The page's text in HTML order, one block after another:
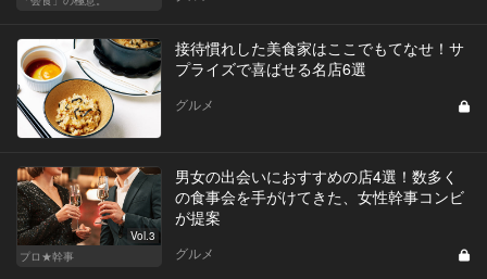
接待慣れした美食家はここでもてなせ！サ
プライズで喜ばせる名店6選
グルメ
Vol.3
プロ★幹事
男女の出会いにおすすめの店4選！数多く
の食事会を手がけてきた、女性幹事コンビ
が提案
グルメ